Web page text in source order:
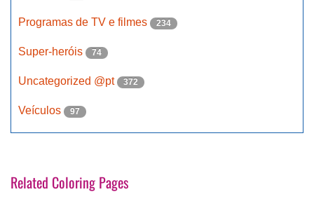
Programas de TV e filmes 234
Super-heróis 74
Uncategorized @pt 372
Veículos 97
Related Coloring Pages